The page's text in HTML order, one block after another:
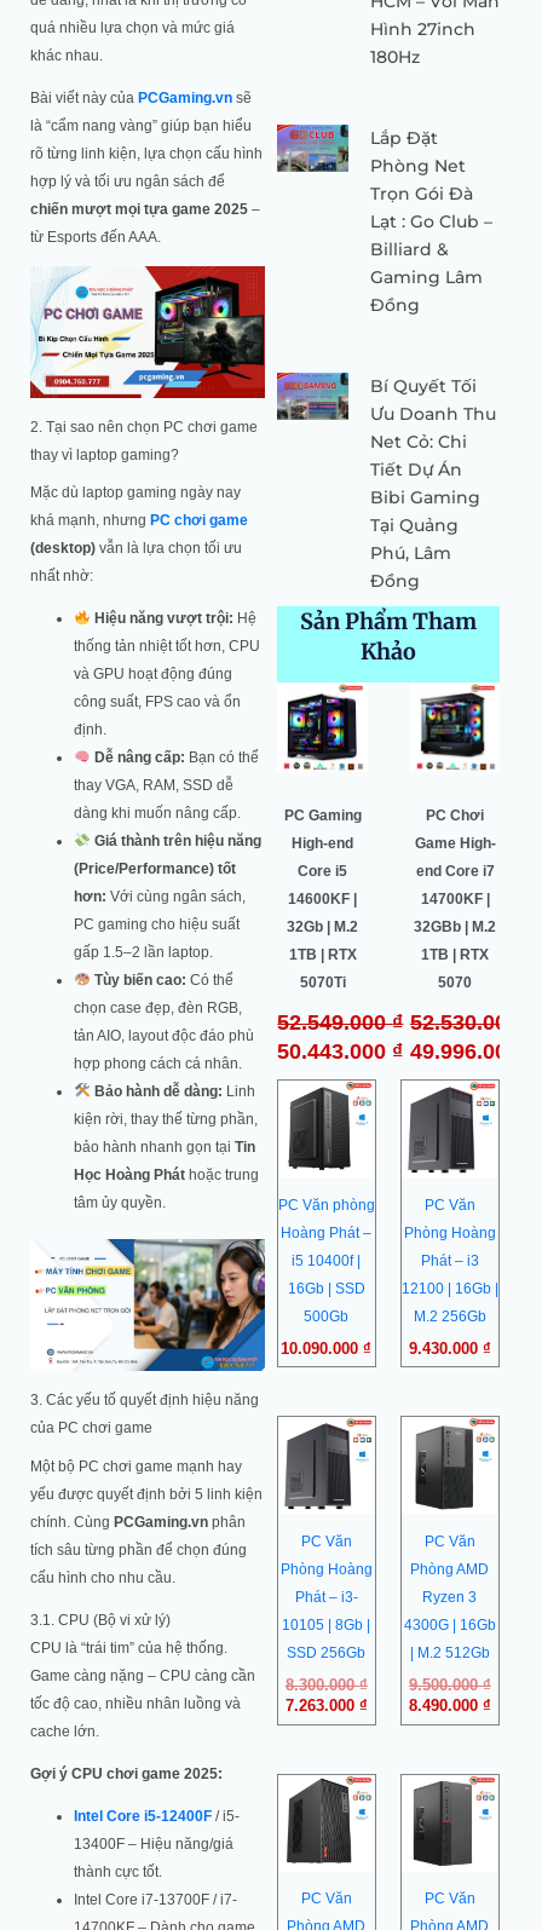
quá nhiều lựa chọn và mức giá
khác nhau.
Bài viết này của PCGaming.vn sẽ
là “cẩm nang vàng” giúp bạn hiểu
rõ từng linh kiện, lựa chọn cấu hình
hợp lý và tối ưu ngân sách để
chiến mượt mọi tựa game 2025 –
từ Esports đến AAA.
2. Tại sao nên chọn PC chơi game
thay vì laptop gaming?
Mặc dù laptop gaming ngày nay
khá mạnh, nhưng PC chơi game
(desktop) vẫn là lựa chọn tối ưu
nhất nhờ:
Hiệu năng vượt trội: Hệ
thống tản nhiệt tốt hơn, CPU
và GPU hoạt động đúng
công suất, FPS cao và ổn
định.
Dễ nâng cấp: Bạn có thể
thay VGA, RAM, SSD dễ
dàng khi muốn nâng cấp.
Giá thành trên hiệu năng
(Price/Performance) tốt
hơn: Với cùng ngân sách,
PC gaming cho hiệu suất
gấp 1.5–2 lần laptop.
Tùy biến cao: Có thể
chọn case đẹp, đèn RGB,
tản AIO, layout độc đáo phù
hợp phong cách cá nhân.
Bảo hành dễ dàng: Linh
kiện rời, thay thế từng phần,
bảo hành nhanh gọn tại Tin
Học Hoàng Phát hoặc trung
tâm ủy quyền.
3. Các yếu tố quyết định hiệu năng
của PC chơi game
Một bộ PC chơi game mạnh hay
yếu được quyết định bởi 5 linh kiện
chính. Cùng PCGaming.vn phân
tích sâu từng phần để chọn đúng
cấu hình cho nhu cầu.
3.1. CPU (Bộ vi xử lý)
CPU là “trái tim” của hệ thống.
Game càng nặng – CPU càng cần
tốc độ cao, nhiều nhân luồng và
cache lớn.
Gợi ý CPU chơi game 2025:
Intel Core i5-12400F / i5-
13400F – Hiệu năng/giá
thành cực tốt.
Intel Core i7-13700F / i7-
Hình 27inch
180Hz
Lắp Đặt
Phòng Net
Trọn Gói Đà
Lạt : Go Club –
Billiard &
Gaming Lâm
Đồng
Bí Quyết Tối
Ưu Doanh Thu
Net Cỏ: Chi
Tiết Dự Án
Bibi Gaming
Tại Quảng
Phú, Lâm
Đồng
Sản Phẩm Tham
Khảo
PC Gaming
Universal –
i5 10400F |
8Gb | M.2
256Gb | RX
5600 6Gb
Pc Gaming
High-end
Core i7
14700K |
32G | M.2
1TB | RTX
5070 OC
64.500.000
Giá
là:
64.500.000 ₫.
60.987.000
Giá
tại
là:
60.987.000 ₫.
PC Gaming
High-end
Core i5
14600KF |
32Gb | M.2
1TB | RTX
5070Ti
52.549.000₫
Giá
gốc
là:
52.549.000 ₫.
50.443.000 ₫
Giá
hiện
tại
là:
50.443.000 ₫.
PC Chơi
Game High-
end Core i7
14700KF |
32GBb | M.2
1TB | RTX
5070
52.530.000
Giá
gốc
là:
52.530.000 ₫.
49.996.000
Giá
hiện
tại
là:
PC Văn phòng
Hoàng Phát –
i5 10400f |
16Gb | SSD
500Gb
10.090.000₫
PC Văn
Phòng Hoàng
Phát – i3
12100 | 16Gb |
M.2 256Gb
9.430.000 ₫
PC Văn
Phòng Hoàng
Phát – i3-
10105 | 8Gb |
SSD 256Gb
8.300.000₫
Giá
gốc
7.263.000 ₫
Giá
hiện
7.263.000 ₫.
PC Văn
Phòng AMD
Ryzen 3
4300G | 16Gb
| M.2 512Gb
9.500.000₫
Giá
gốc
8.490.000 ₫
Giá
hiện
PC Văn
PC Văn